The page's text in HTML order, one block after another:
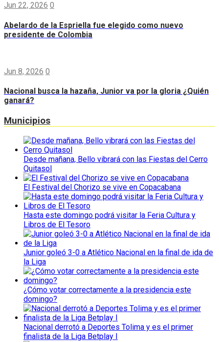
Jun 22, 2026 0
Abelardo de la Espriella fue elegido como nuevo
presidente de Colombia
Jun 8, 2026 0
Nacional busca la hazaña, Junior va por la gloria ¿Quién
ganará?
Municipios
Desde mañana, Bello vibrará con las Fiestas del Cerro
Quitasol
El Festival del Chorizo se vive en Copacabana
Hasta este domingo podrá visitar la Feria Cultura y
Libros de El Tesoro
Junior goleó 3-0 a Atlético Nacional en la final de ida de
la Liga
¿Cómo votar correctamente a la presidencia este
domingo?
Nacional derrotó a Deportes Tolima y es el primer
finalista de la Liga Betplay I